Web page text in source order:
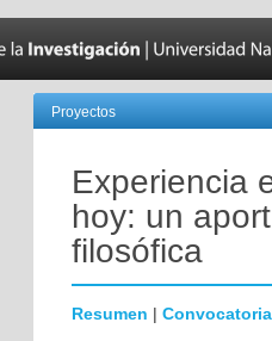
Proyectos
Experiencia
hoy: un
filosófica
Resumen | Convocatoria